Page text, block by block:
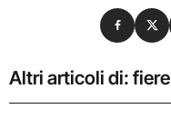
Condividi
Altri articoli di: fiere